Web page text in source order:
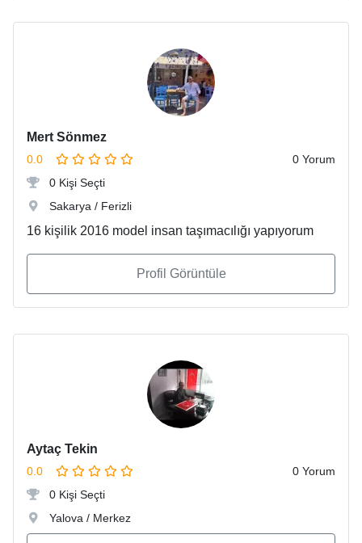
Mert Sönmez
0.0
0 Yorum
0 Kişi Seçti
Sakarya / Ferizli
16 kişilik 2016 model insan taşımacılığı yapıyorum
Profil Görüntüle
Aytaç Tekin
0.0
0 Yorum
0 Kişi Seçti
Yalova / Merkez